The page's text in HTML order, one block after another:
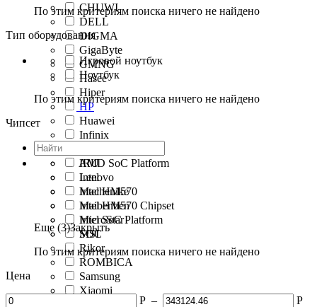
CHUWI
DELL
DIGMA
GigaByte
GMNG
Hasee
Hiper
HP
Huawei
Infinix
IRU
Lenovo
Machenike
Maibenben
MicroStar
MSI
Rikor
ROMBICA
Samsung
Xiaomi
По этим критериям поиска ничего не найдено
Тип оборудования
Игровой ноутбук
Ноутбук
По этим критериям поиска ничего не найдено
Чипсет
AMD SoC Platform
Intel
Intel HM570
Intel HM570 Chipset
Intel SoC Platform
SOC
Еще (3)Закрыть
По этим критериям поиска ничего не найдено
Цена
Р – Р